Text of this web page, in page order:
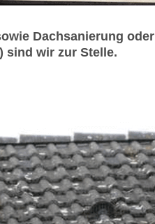
Dachsanierung oder
sind wir zur Stelle.